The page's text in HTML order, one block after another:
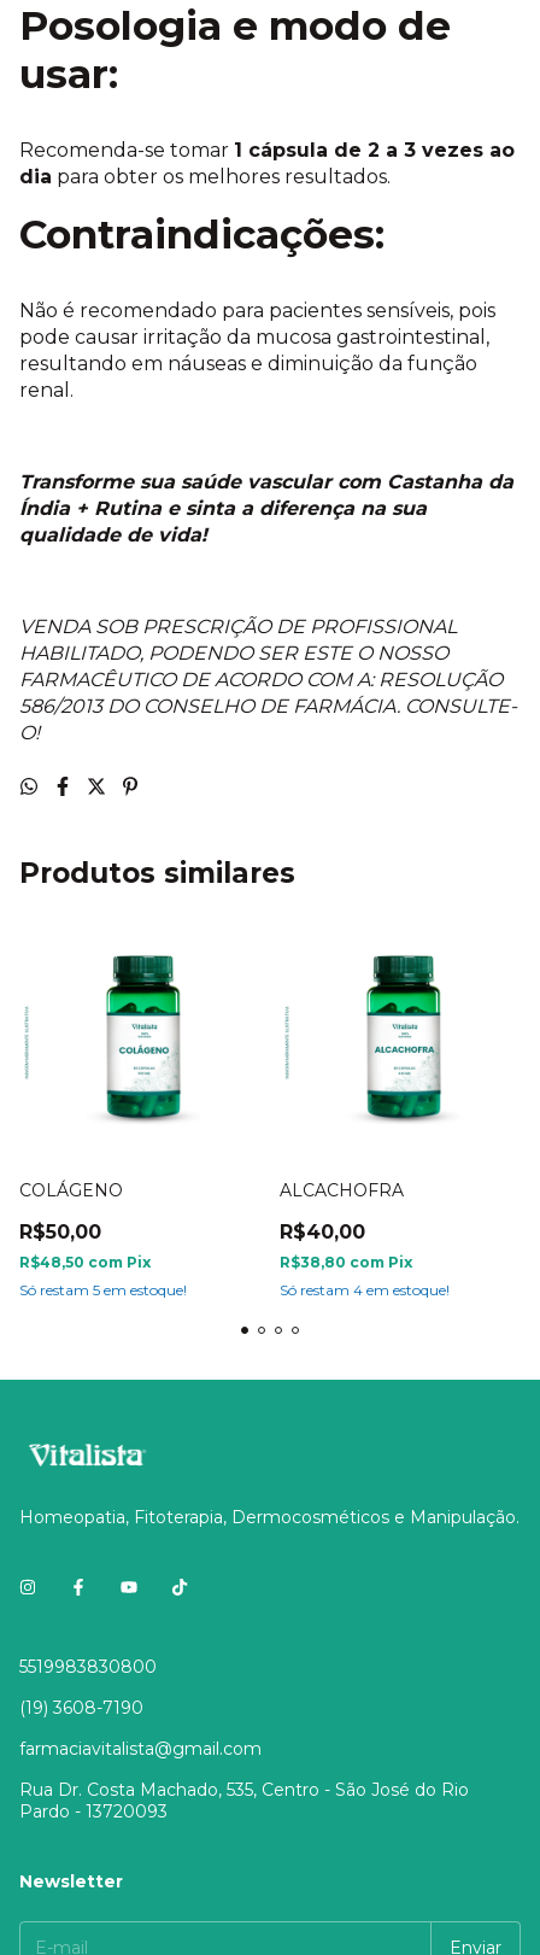
Posologia e modo de
usar:
Recomenda-se tomar 1 cápsula de 2 a 3 vezes ao
dia para obter os melhores resultados.
Contraindicações:
Não é recomendado para pacientes sensíveis, pois
pode causar irritação da mucosa gastrointestinal,
resultando em náuseas e diminuição da função
renal.
Transforme sua saúde vascular com Castanha da
Índia + Rutina e sinta a diferença na sua
qualidade de vida!
VENDA SOB PRESCRIÇÃO DE PROFISSIONAL
HABILITADO, PODENDO SER ESTE O NOSSO
FARMACÊUTICO DE ACORDO COM A: RESOLUÇÃO
586/2013 DO CONSELHO DE FARMÁCIA. CONSULTE-
O!
Produtos similares
COLÁGENO
R$50,00
R$48,50 com Pix
Só restam 5 em estoque!
ALCACHOFRA
R$40,00
R$38,80 com Pix
Só restam 4 em estoque!
Homeopatia, Fitoterapia, Dermocosméticos e Manipulação.
5519983830800
(19) 3608-7190
farmaciavitalista@gmail.com
Rua Dr. Costa Machado, 535, Centro - São José do Rio
Pardo - 13720093
Newsletter